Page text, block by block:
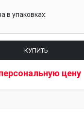
в упаковках:
КУПИТЬ
цену